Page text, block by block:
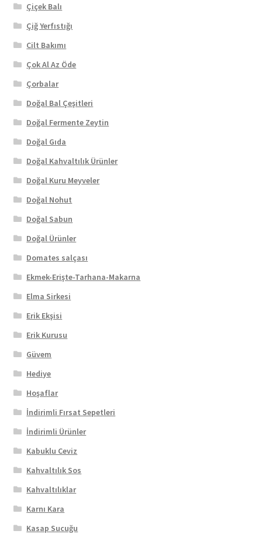
Çiçek Balı
Çiğ Yerfıstığı
Cilt Bakımı
Çok Al Az Öde
Çorbalar
Doğal Bal Çeşitleri
Doğal Fermente Zeytin
Doğal Gıda
Doğal Kahvaltılık Ürünler
Doğal Kuru Meyveler
Doğal Nohut
Doğal Sabun
Doğal Ürünler
Domates salçası
Ekmek-Erişte-Tarhana-Makarna
Elma Sirkesi
Erik Ekşisi
Erik Kurusu
Güvem
Hediye
Hoşaflar
İndirimli Fırsat Sepetleri
İndirimli Ürünler
Kabuklu Ceviz
Kahvaltılık Sos
Kahvaltılıklar
Karnı Kara
Kasap Sucuğu